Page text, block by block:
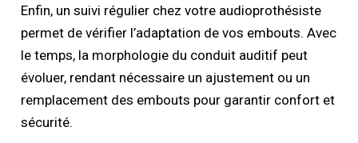
Enfin, un suivi régulier chez votre audioprothésiste
permet de vérifier l’adaptation de vos embouts. Avec
le temps, la morphologie du conduit auditif peut
évoluer, rendant nécessaire un ajustement ou un
remplacement des embouts pour garantir confort et
sécurité.